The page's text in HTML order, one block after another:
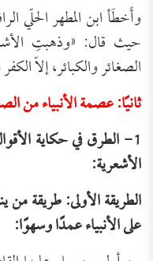
وأَخطَأ ابن المطهر الحلّي
حيث قال: «وذهبتِ
الصغائر والكبائر، إلاّ
ثانيًا: عصمة الأنبياء من
1- الطرق في حكاية
الأشعرية:
الطريقة الأولى: طريقة من
على الأنبياء عمدًا وسهوًا: